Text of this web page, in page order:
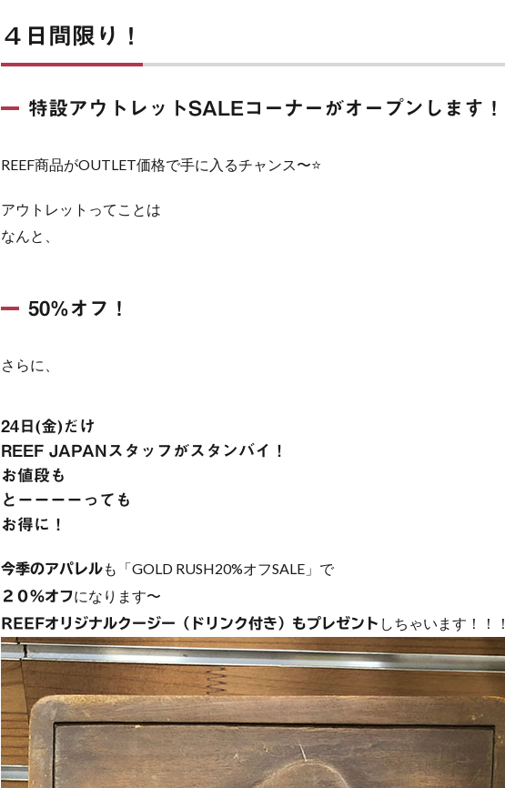
４日間限り！
特設アウトレットSALEコーナーがオープンします！
REEF商品がOUTLET価格で手に入るチャンス〜⭐️
アウトレットってことは
なんと、
50%オフ！
さらに、
24日(金)だけ
REEF JAPANスタッフがスタンバイ！
お値段も
とーーーーっても
お得に！
今季のアパレルも「GOLD RUSH20%オフSALE」で
２０％オフになります〜
REEFオリジナルクージー（ドリンク付き）もプレゼント しちゃいます！！！